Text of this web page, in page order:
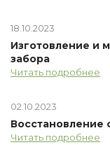
18.10.2023
Изготовление и
забора
Читать подробнее
02.10.2023
Восстановление
Читать подробнее